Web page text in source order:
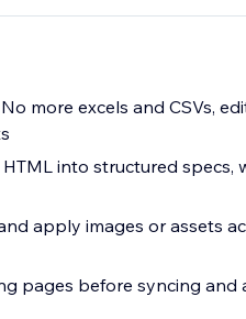
more excels and CSVs,
into structured specs,
apply images or assets
pages before syncing and